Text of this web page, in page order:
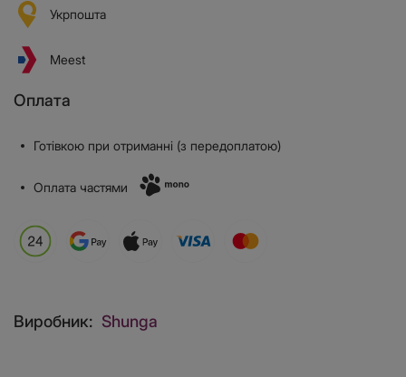
Укрпошта
Meest
Оплата
Готівкою при отриманні (з передоплатою)
Оплата частями
Виробник: Shunga